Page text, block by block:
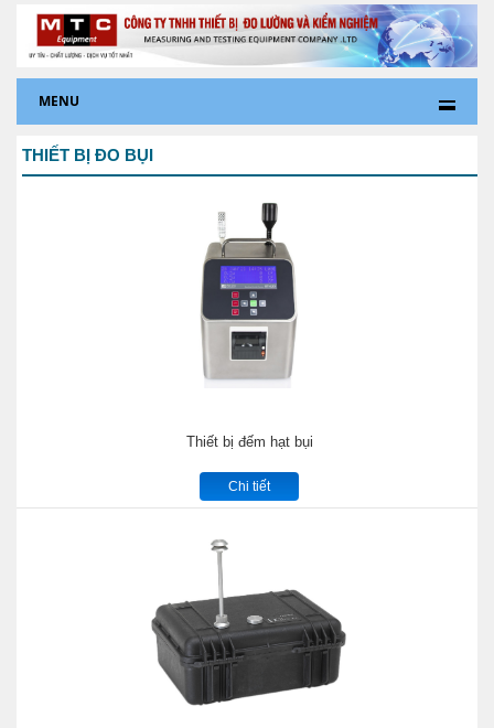
MENU
THIẾT BỊ ĐO BỤI
Thiết bị đếm hạt bụi
Chi tiết